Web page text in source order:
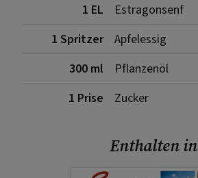
1 EL
Estragonsenf
1 Spritzer
Apfelessig
300 ml
Pflanzenöl
1 Prise
Zucker
Enthalten in